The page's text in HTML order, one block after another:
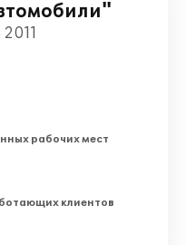
рабочих мест
клиентов